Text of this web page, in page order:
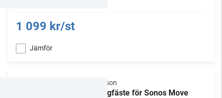
1 099 kr/st
Jämför
Flexson
Väggfäste för Sonos Move